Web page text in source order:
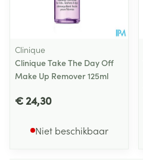
Clinique
Clinique Take The Day Off
Make Up Remover 125ml
€ 24,30
Niet beschikbaar